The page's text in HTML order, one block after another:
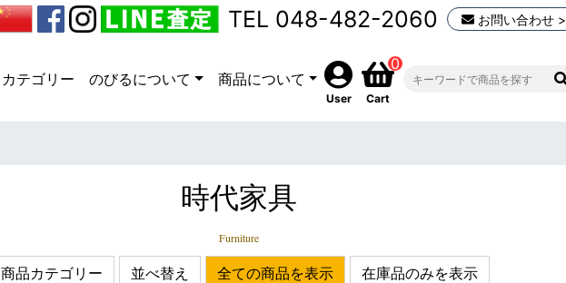
TEL 048-482-2060 お問い合わせ >
カテゴリー のびるについて 商品について
User
0
Cart
時代家具
Furniture
商品カテゴリー 並べ替え 全ての商品を表示 在庫品のみを表示